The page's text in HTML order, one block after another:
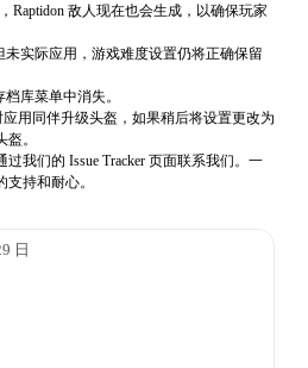
Raptidon 敌人现在也会生成，以确保玩家
实际应用，游戏难度设置仍将正确保留
库菜单中消失。
用同伴升级头盔，如果稍后将设置更改为
。
我们的 Issue Tracker 页面联系我们。一
持和耐心。
日